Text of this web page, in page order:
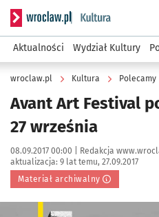
Serwis informacyjny
Aktualności Wydział Kultury
wroclaw.pl Kultura Polecamy
Avant Art Festival
27 września
Data publikacji:
08.09.2017 00:00 | Autor:
Redakcja
aktualizacja: 9 lat temu, 27.09.2017
Materiał archiwalny
Kliknij, aby powiększyć